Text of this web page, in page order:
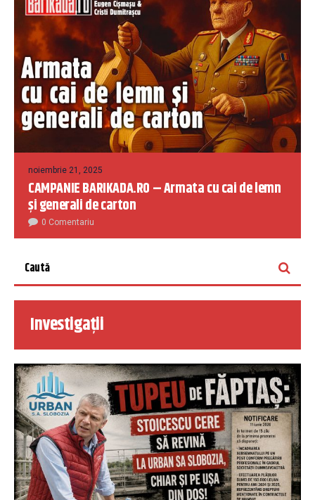
noiembrie 21, 2025
CAMPANIE BARIKADA.RO – Armata cu cai de lemn
și generali de carton
0 Comentariu
Investigații